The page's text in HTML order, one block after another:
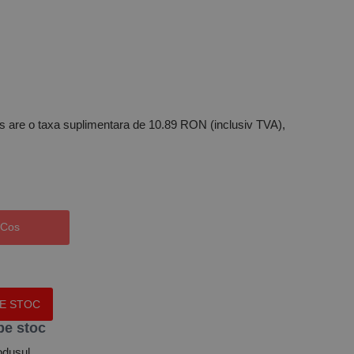
are o taxa suplimentara de 10.89 RON (inclusiv TVA),
STOC
stoc